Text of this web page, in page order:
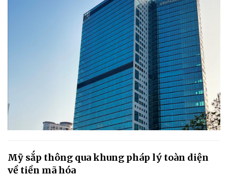
Mỹ sắp thông qua khung pháp lý toàn diện
về tiền mã hóa